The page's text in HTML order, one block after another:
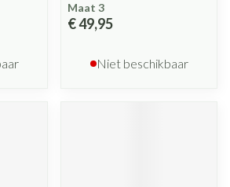
Maat 3
€ 49,95
Niet beschikbaar